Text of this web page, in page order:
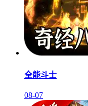
全能斗士
08-07